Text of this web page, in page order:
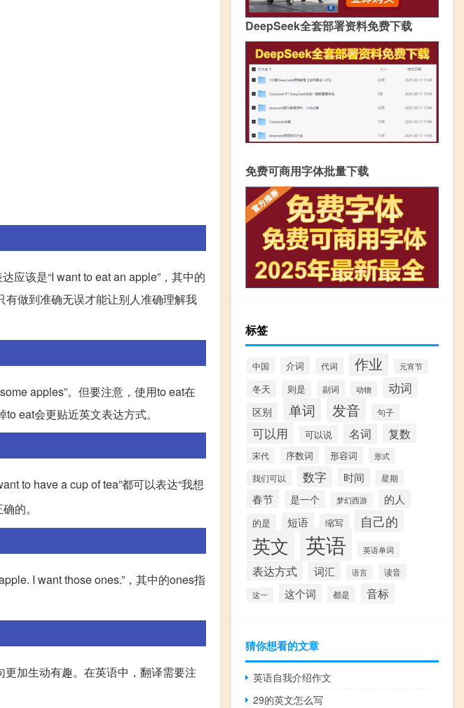
应该是“I want to eat an apple”，其中的
做到准确无误才能让别人准确理解我
apples”。但要注意，使用to eat在
eat会更贴近英文表达方式。
to have a cup of tea”都可以表达“我想
的。
I want those ones.”，其中的ones指
加生动有趣。在英语中，翻译需要注
DeepSeek全套部署资料免费下载
免费可商用字体批量下载
标签
中国 介词 代词 作业 元宵节
冬天 则是 副词 动物 动词
区别 单词 发音 句子
可以用 可以说 名词 复数
宋代 序数词 形容词 形式
我们可以 数字 时间 星期
春节 是一个 梦幻西游 的人
的是 短语 缩写 自己的
英文 英语 英语单词
表达方式 词汇 语言 读音
这一 这个词 都是 音标
猜你想看的文章
英语自我介绍作文
29的英文怎么写